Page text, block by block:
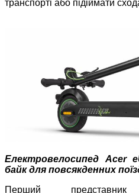
транспорті або підіймати
Електровелосипед Acer
байк для повсякденних
Перший